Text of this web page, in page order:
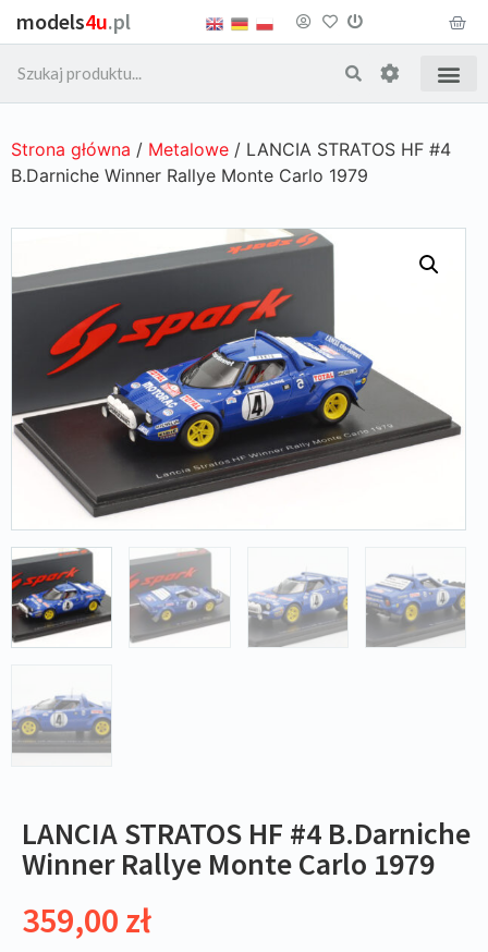
models4u.pl
Strona główna / Metalowe / LANCIA STRATOS HF #4
B.Darniche Winner Rallye Monte Carlo 1979
LANCIA STRATOS HF #4 B.Darniche
Winner Rallye Monte Carlo 1979
359,00 zł